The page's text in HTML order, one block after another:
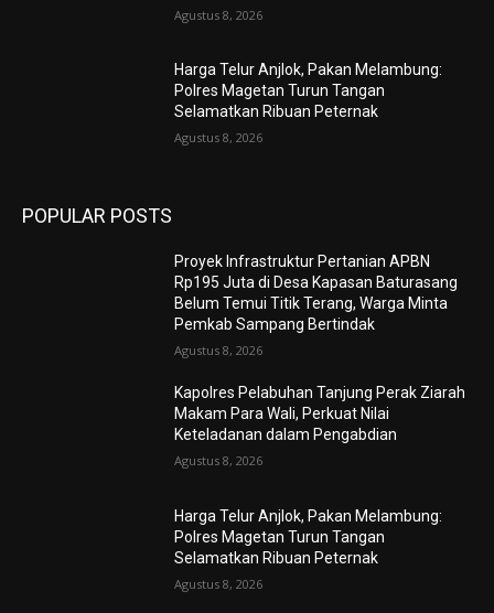
Agustus 8, 2026
Harga Telur Anjlok, Pakan Melambung:
Polres Magetan Turun Tangan
Selamatkan Ribuan Peternak
Agustus 8, 2026
POPULAR POSTS
Proyek Infrastruktur Pertanian APBN
Rp195 Juta di Desa Kapasan Baturasang
Belum Temui Titik Terang, Warga Minta
Pemkab Sampang Bertindak
Agustus 8, 2026
Kapolres Pelabuhan Tanjung Perak Ziarah
Makam Para Wali, Perkuat Nilai
Keteladanan dalam Pengabdian
Agustus 8, 2026
Harga Telur Anjlok, Pakan Melambung:
Polres Magetan Turun Tangan
Selamatkan Ribuan Peternak
Agustus 8, 2026